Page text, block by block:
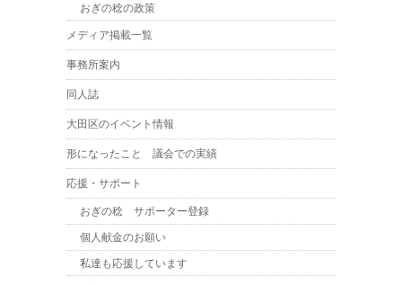
おぎの稔の政策
メディア掲載一覧
事務所案内
同人誌
大田区のイベント情報
形になったこと 議会での実績
応援・サポート
おぎの稔 サポーター登録
個人献金のお願い
私達も応援しています